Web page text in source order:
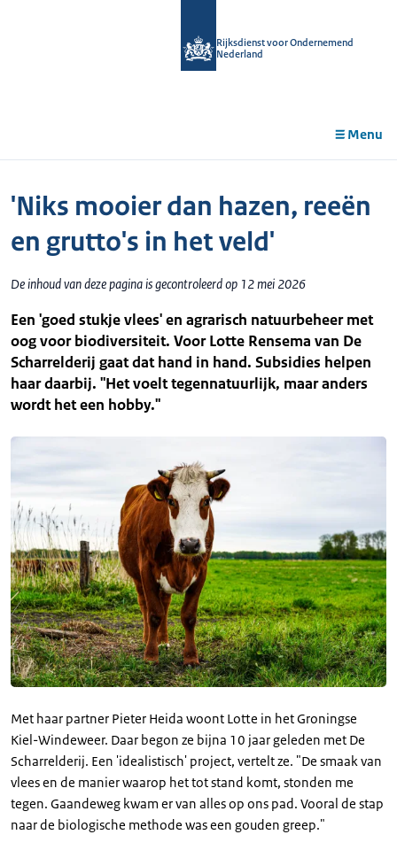
Rijksdienst voor Ondernemend
Nederland
Menu
'Niks mooier dan hazen, reeën
en grutto's in het veld'
De inhoud van deze pagina is gecontroleerd op 12 mei 2026
Een 'goed stukje vlees' en agrarisch natuurbeheer met
oog voor biodiversiteit. Voor Lotte Rensema van De
Scharrelderij gaat dat hand in hand. Subsidies helpen
haar daarbij. "Het voelt tegennatuurlijk, maar anders
wordt het een hobby."
Met haar partner Pieter Heida woont Lotte in het Groningse
Kiel-Windeweer. Daar begon ze bijna 10 jaar geleden met De
Scharrelderij. Een 'idealistisch' project, vertelt ze. "De smaak van
vlees en de manier waarop het tot stand komt, stonden me
tegen. Gaandeweg kwam er van alles op ons pad. Vooral de stap
naar de biologische methode was een gouden greep."